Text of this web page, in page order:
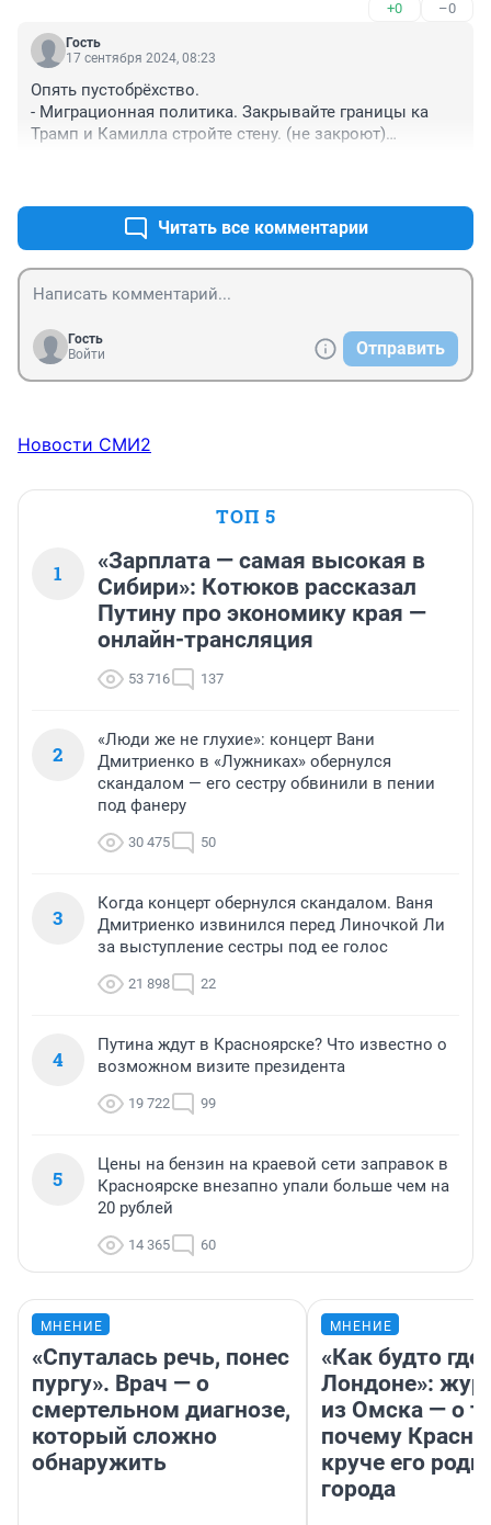
+0 –0
Гость
17 сентября 2024, 08:23
Опять пустобрёхство.
- Миграционная политика. Закрывайте границы ка
Трамп и Камилла стройте стену. (не закроют)
здесь ничего не зависит.
- Борьба с детской преступностью. (см. п. выше)
- Поддержка участников СВО, Как не стыдно мусолить
эту тему почти 3 года?
- Бюджет на 2024 г. (см.п. 3., п. 4.)
Ну и зачем нам это сборище дармоедов?
Читать все комментарии
Гость
Войти
Отправить
Новости СМИ2
ТОП 5
1
«Зарплата — самая высокая в
Сибири»: Котюков рассказал
Путину про экономику края —
онлайн-трансляция
53 716 137
2
«Люди же не глухие»: концерт Вани
Дмитриенко в «Лужниках» обернулся
скандалом — его сестру обвинили в пении
под фанеру
30 475 50
3
Когда концерт обернулся скандалом. Ваня
Дмитриенко извинился перед Линочкой Ли
за выступление сестры под ее голос
21 898 22
4
Путина ждут в Красноярске? Что известно о
возможном визите президента
19 722 99
5
Цены на бензин на краевой сети заправок в
Красноярске внезапно упали больше чем на
20 рублей
14 365 60
МНЕНИЕ
«Спуталась речь, понес
пургу». Врач — о
смертельном диагнозе,
который сложно
обнаружить
МНЕНИЕ
«Как будто
Лондоне»:
из Омска — о
почему
круче его
города